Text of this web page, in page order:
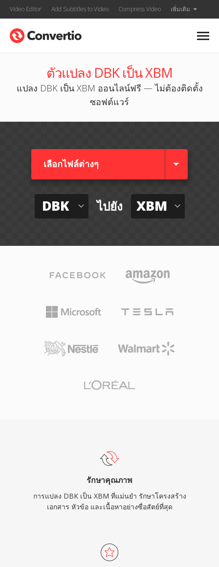
Video Editor Add Subtitles to Video Compress Video เพิ่มเติม
ตัวแปลง DBK เป็น XBM
แปลง DBK เป็น XBM ออนไลน์ฟรี — ไม่ต้องติดตั้ง
ซอฟต์แวร์
เลือกไฟล์ต่างๆ​
DBK ไปยัง XBM
รักษาคุณภาพ
การแปลง DBK เป็น XBM ที่แม่นยำ รักษาโครงสร้าง
เอกสาร หัวข้อ และเนื้อหาอย่างซื่อสัตย์ที่สุด